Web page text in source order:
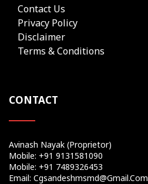
Contact Us
Privacy Policy
Disclaimer
Terms & Conditions
CONTACT
Avinash Nayak (Proprietor)
Mobile: +91 9131581090
Mobile: +91 7489326453
Email: Cgsandeshmsmd@gmail.com